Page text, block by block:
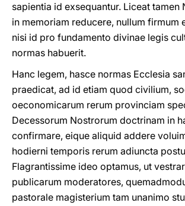
sapientia id exsequantur. Liceat tamen
in memoriam reducere, nullum firmum
nisi id pro fundamento divinae legis
normas habuerit.
Hanc legem, hasce normas Ecclesia
praedicat, ad id etiam quod civilium,
oeconomicarum rerum provinciam
Decessorum Nostrorum doctrinam in
confirmare, eique aliquid addere
hodierni temporis rerum adiuncta
Flagrantissime ideo optamus, ut
publicarum moderatores,
pastorale magisterium tam unanimo